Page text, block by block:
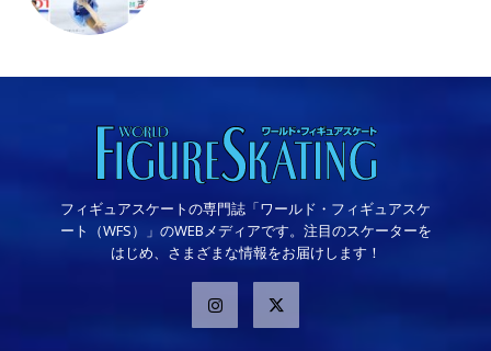
フィギュアスケートの専門誌「ワールド・フィギュアスケ
ート（WFS）」のWEBメディアです。注目のスケーターを
はじめ、さまざまな情報をお届けします！